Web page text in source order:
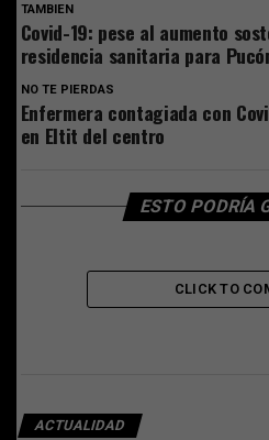
TAMBIEN
Covid-19: pese al aumento
residencia sanitaria para
NO TE PIERDAS
Enfermera contagiada con
en Eltit del centro
ESTO PODRÍA
CLICK TO
ACTUALIDAD